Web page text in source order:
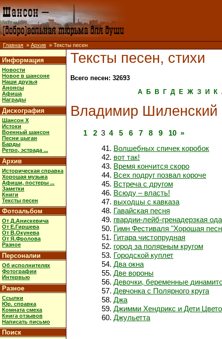
Главная » Архив » Тексты песен
Информация
Новости
Новое в шансоне
Наши друзья
Анонсы
Афиша
Награды
Дискография
Шансон X
Истоки
Военный шансон
Песни цыган
Барды
Ретро, эстрада ...
Архив
Историческая справка
Хорошая музыка
Афиши, постеры ...
Заметки
Книги
Тексты песен
Фотоальбом
От Д.Анискевича
От Е.Гиршева
От В.Окунева
От Я.Фролова
Разное
Персоналии
Об исполнителях
Фотографии
Интервью
Разное
Ссылки
Юр. справка
Комната смеха
Книга отзывов
Написать письмо
Поиск
Тексты песен, стихи
Всего песен: 32693
А
Б В Г Д Е Ж З И К
Владимир Шиленский
1 2 3 4 5 6 7 8 9 10 »
Волшебных спичек коробок
вот так!
Время кончится скоро
Всех подруг позвал короче
Встреча с другом
Всюду – власть!
выходцы с кавказа
Гавайская песня
гвардии-лейб-гренадерзкая ода
Гимн Фестиваля "Хорошая
Гитара чистопрудная
город за полярным кругом
Городской куплет
Два окна
Две вороны
Девочки, беременные
Девчонка с Полярного круга
Джа
Джимми Хендрикс и Дети
Джульетта